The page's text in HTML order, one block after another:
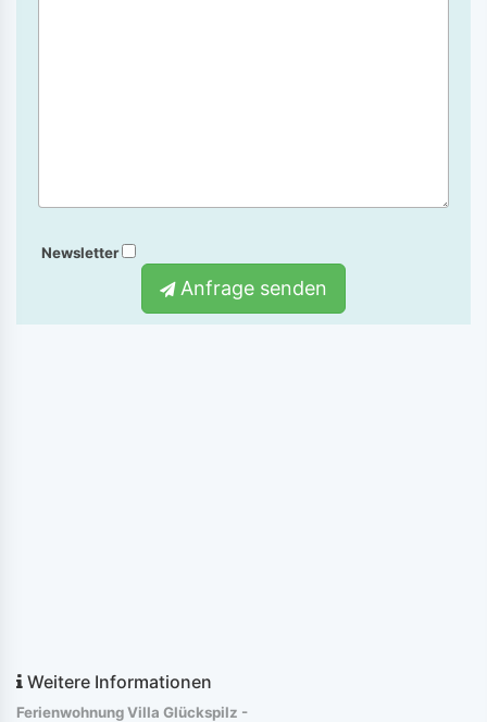
Newsletter
Anfrage senden
Weitere Informationen
Ferienwohnung Villa Glückspilz -